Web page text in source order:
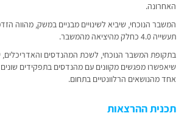
האחרונה.
המשבר הנוכחי, שיביא לשינויים מבניים במשק, מהווה
תעשייה 4.0 כחלק מהיציאה מהמשבר.
בתקופת המשבר הנוכחי, לשכת המהנדסים והאדריכלים,
שיאפשרו מפגשים מקוונים עם מהנדסים בתפקידים
אחד מהנושאים הרלוונטיים בתחום.
תכנית ההרצאות